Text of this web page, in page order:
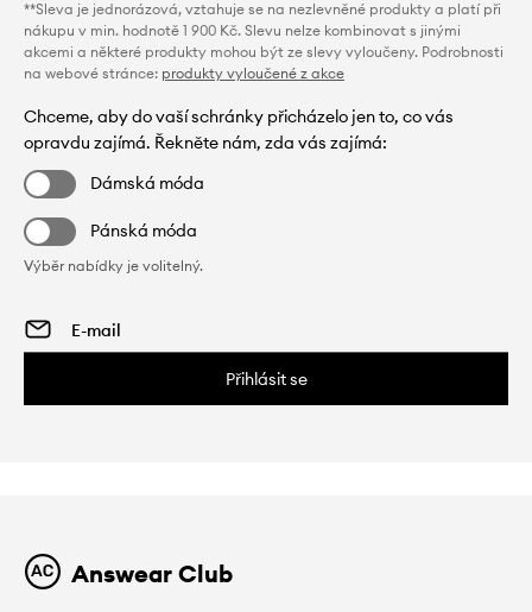
**Sleva je jednorázová, vztahuje se na nezlevněné produkty a platí při
nákupu v min. hodnotě 1 900 Kč. Slevu nelze kombinovat s jinými
akcemi a některé produkty mohou být ze slevy vyloučeny. Podrobnosti
na webové stránce: produkty vyloučené z akce
Chceme, aby do vaší schránky přicházelo jen to, co vás
opravdu zajímá. Řekněte nám, zda vás zajímá:
Dámská móda
Pánská móda
Výběr nabídky je volitelný.
Přihlásit se
Answear Club